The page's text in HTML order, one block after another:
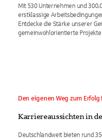
Mit 530 Unternehmen und
erstklassige
Entdecke die Stärke unserer
gemeinwohlorientierte
Den eigenen Weg zum Erfolg
Karriereaussichten in
Deutschlandweit bieten rund